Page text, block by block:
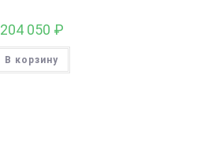
204 050 ₽
В корзину